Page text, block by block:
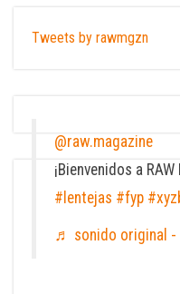
Tweets by rawmgzn
@raw.magazine
¡Bienvenidos a
#lentejas #fyp
♬ sonido original -